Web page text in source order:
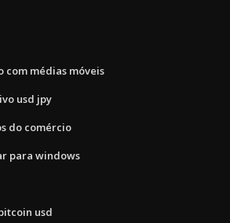
com médias móveis
usd jpy
do comércio
para windows
usd